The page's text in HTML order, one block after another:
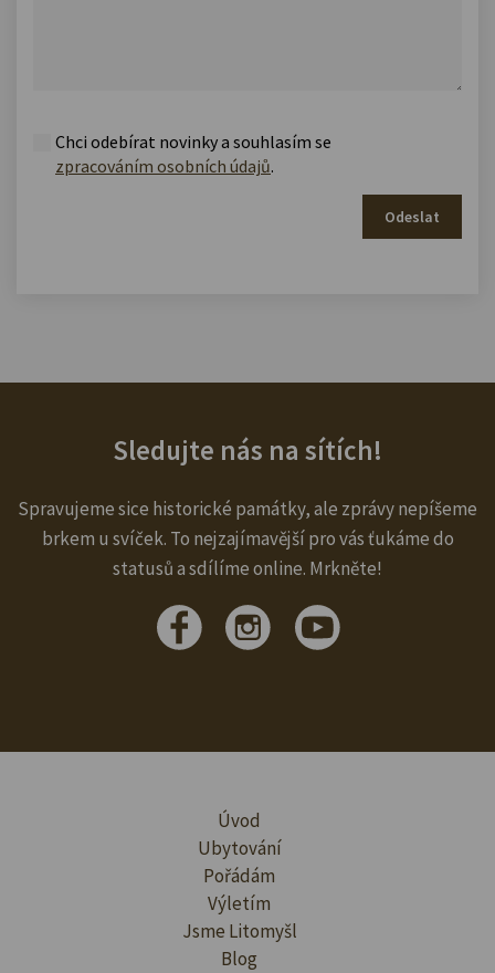
Chci odebírat novinky a souhlasím se
zpracováním osobních údajů.
Odeslat
Sledujte nás na sítích!
Spravujeme sice historické památky, ale zprávy nepíšeme
brkem u svíček. To nejzajímavější pro vás ťukáme do
statusů a sdílíme online. Mrkněte!
Úvod
Ubytování
Pořádám
Výletím
Jsme Litomyšl
Blog